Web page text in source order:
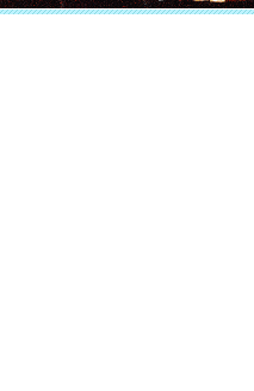
泣，这痛楚让我明白我多么爱